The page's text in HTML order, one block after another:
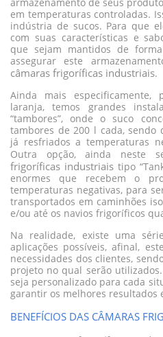
armazenamento de seus
em temperaturas controladas.
indústria de sucos. Para que
com suas características e
que sejam mantidos de
assegurar este
câmaras frigoríficas industriais.
Ainda mais
laranja, temos grandes
“tambores”, onde o suco
tambores de 200 l cada, sendo
já resfriados a temperaturas
Outra opção, ainda neste
frigoríficas industriais tipo
enormes que recebem o
temperaturas negativas, para
transportados em caminhões
e/ou até os navios frigoríficos
Na realidade, existe uma
aplicações possíveis, afinal,
necessidades dos clientes,
projeto no qual serão
seja personalizado para cada
garantir os melhores resultados
BENEFÍCIOS DAS CÂMARAS